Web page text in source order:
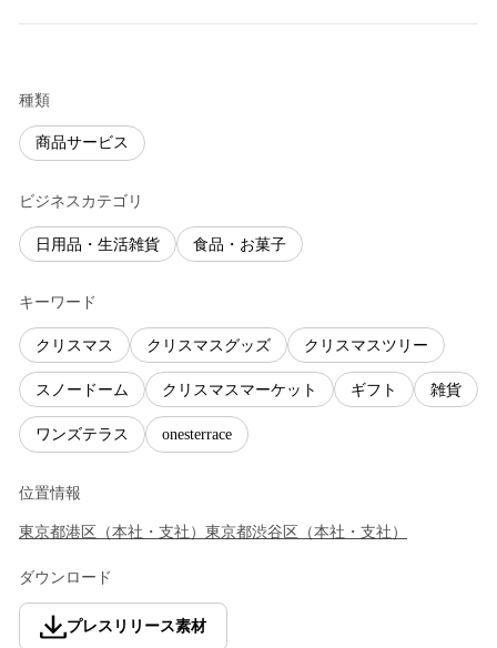
種類
商品サービス
ビジネスカテゴリ
日用品・生活雑貨 食品・お菓子
キーワード
クリスマス クリスマスグッズ クリスマスツリー
スノードーム クリスマスマーケット ギフト 雑貨
ワンズテラス onesterrace
位置情報
東京都港区 （本社・支社 ） 東京都渋谷区 （本社・支社 ）
ダウンロード
プレスリリース素材